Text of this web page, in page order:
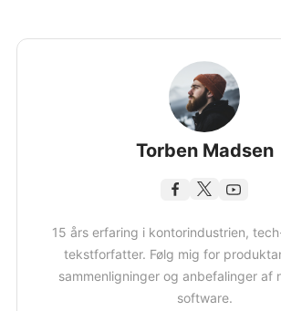
Torben Madsen
15 års erfaring i kontorindustrien,
tekstforfatter. Følg mig for
sammenligninger og anbefalinger af
software.